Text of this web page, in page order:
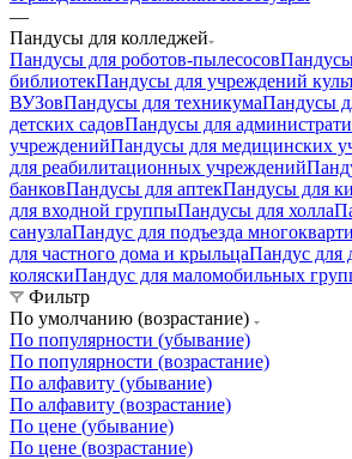
—
Пандусы для колледжей
Пандусы для роботов-пылесосов
библиотекПандусы для учреждений
ВУЗовПандусы для техникумаПандусы
детских садовПандусы для
учрежденийПандусы для медицинских
для реабилитационных учреждений
банковПандусы для аптекПандусы для
для входной группыПандусы для холла
санузлаПандус для подъезда
для частного дома и крыльцаПандус для
коляскиПандус для маломобильных
Фильтр
По умолчанию (возрастание)
По популярности (убывание)
По популярности (возрастание)
По алфавиту (убывание)
По алфавиту (возрастание)
По цене (убывание)
По цене (возрастание)